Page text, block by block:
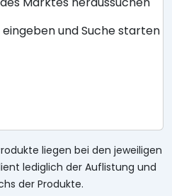
und Suche starten
liegen bei den jeweiligen
lediglich der Auflistung und
der Produkte.